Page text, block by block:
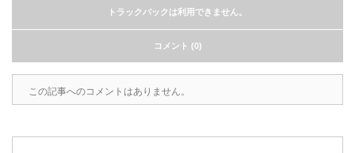
トラックバックは利用できません。
コメント (0)
この記事へのコメントはありません。